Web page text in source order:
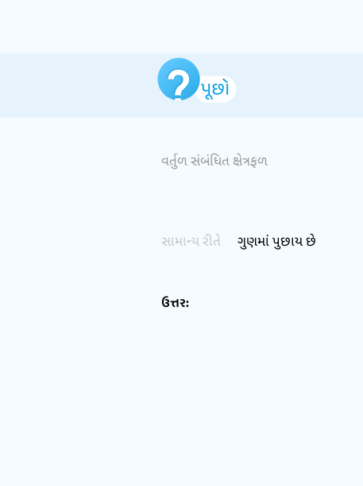
ગુણમાં પુછાય છે
સામાન્ય રીતે
વર્તુળ સંબંધિત ક્ષેત્રફળ
ઉત્તર: